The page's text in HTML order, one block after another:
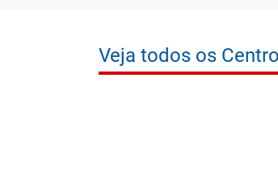
Veja todos os